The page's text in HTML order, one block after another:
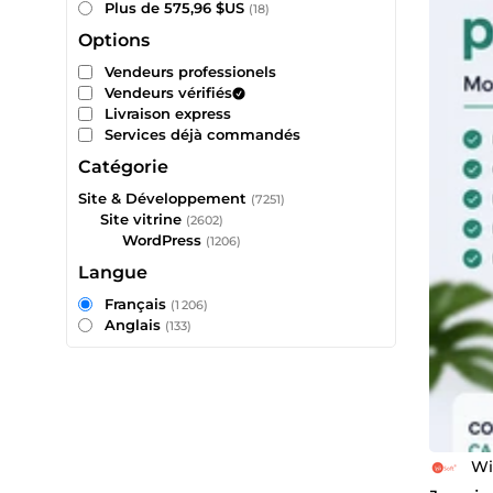
Plus de 575,96 $US (18)
Options
Vendeurs professionels
Vendeurs vérifiés
Livraison express
Services déjà commandés
Catégorie
Site & Développement (7251)
Site vitrine (2602)
WordPress (1206)
Langue
Français (1 206)
Anglais (133)